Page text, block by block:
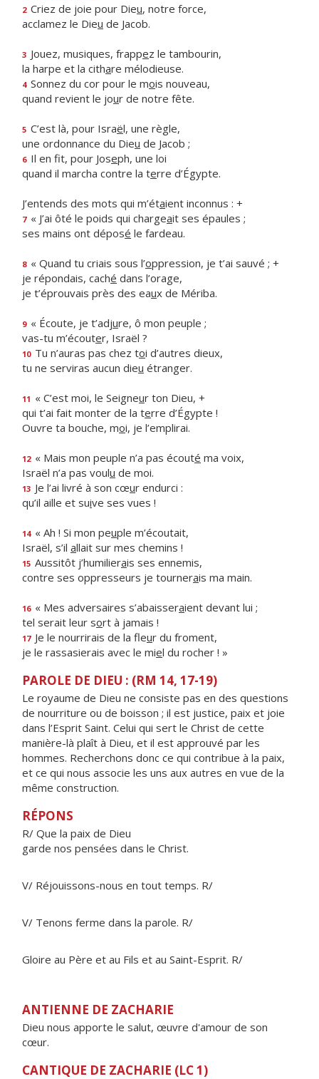
2 Criez de joie pour Dieu, notre force,
acclamez le Dieu de Jacob.
3 Jouez, musiques, frappez le tambourin,
la harpe et la cithare mélodieuse.
4 Sonnez du cor pour le mois nouveau,
quand revient le jour de notre fête.
5 C’est là, pour Israël, une règle,
une ordonnance du Dieu de Jacob ;
6 Il en fit, pour Joseph, une loi
quand il marcha contre la terre d’Égypte.
J’entends des mots qui m’étaient inconnus : +
7 « J’ai ôté le poids qui chargeait ses épaules ;
ses mains ont déposé le fardeau.
8 « Quand tu criais sous l’oppression, je t’ai sauvé ; +
je répondais, caché dans l’orage,
je t’éprouvais près des eaux de Mériba.
9 « Écoute, je t’adjure, ô mon peuple ;
vas-tu m’écouter, Israël ?
10 Tu n’auras pas chez toi d’autres dieux,
tu ne serviras aucun dieu étranger.
11 « C’est moi, le Seigneur ton Dieu, +
qui t’ai fait monter de la terre d’Égypte !
Ouvre ta bouche, moi, je l’emplirai.
12 « Mais mon peuple n’a pas écouté ma voix,
Israël n’a pas voulu de moi.
13 Je l’ai livré à son cœur endurci :
qu’il aille et suive ses vues !
14 « Ah ! Si mon peuple m’écoutait,
Israël, s’il allait sur mes chemins !
15 Aussitôt j’humilierais ses ennemis,
contre ses oppresseurs je tournerais ma main.
16 « Mes adversaires s’abaisseraient devant lui ;
tel serait leur sort à jamais !
17 Je le nourrirais de la fleur du froment,
je le rassasierais avec le miel du rocher ! »
PAROLE DE DIEU : (RM 14, 17-19)
Le royaume de Dieu ne consiste pas en des questions
de nourriture ou de boisson ; il est justice, paix et joie
dans l’Esprit Saint. Celui qui sert le Christ de cette
manière-là plaît à Dieu, et il est approuvé par les
hommes. Recherchons donc ce qui contribue à la paix,
et ce qui nous associe les uns aux autres en vue de la
même construction.
RÉPONS
R/ Que la paix de Dieu
garde nos pensées dans le Christ.
V/ Réjouissons-nous en tout temps. R/
V/ Tenons ferme dans la parole. R/
Gloire au Père et au Fils et au Saint-Esprit. R/
ANTIENNE DE ZACHARIE
Dieu nous apporte le salut, œuvre d'amour de son
cœur.
CANTIQUE DE ZACHARIE (LC 1)